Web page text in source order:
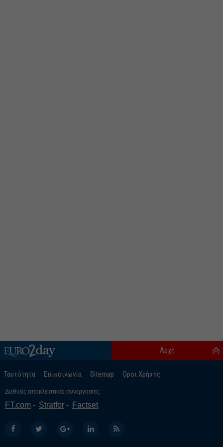
Ταυτότητα Επικοινωνία Sitemap Οροι Χρήσης
Αρχή
Διεθνείς αποκλειστικές συνεργασίες:
FT.com Stratfor Factset